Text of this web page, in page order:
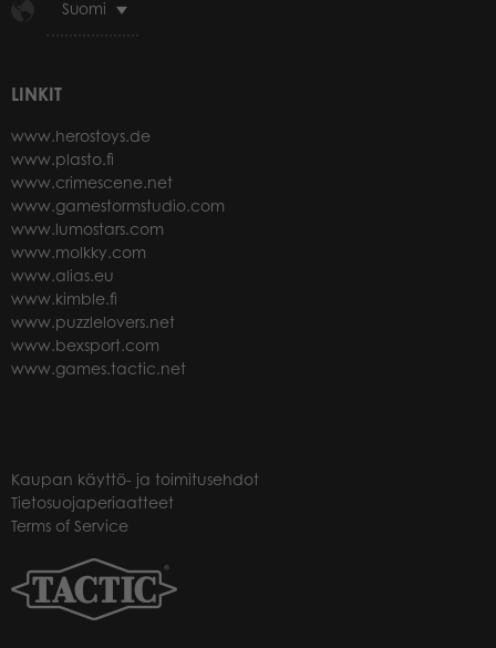
Suomi
LINKIT
www.herostoys.de
www.plasto.fi
www.crimescene.net
www.gamestormstudio.com
www.lumostars.com
www.molkky.com
www.alias.eu
www.kimble.fi
www.puzzlelovers.net
www.bexsport.com
www.games.tactic.net
Kaupan käyttö- ja toimitusehdot
Tietosuojaperiaatteet
Terms of Service